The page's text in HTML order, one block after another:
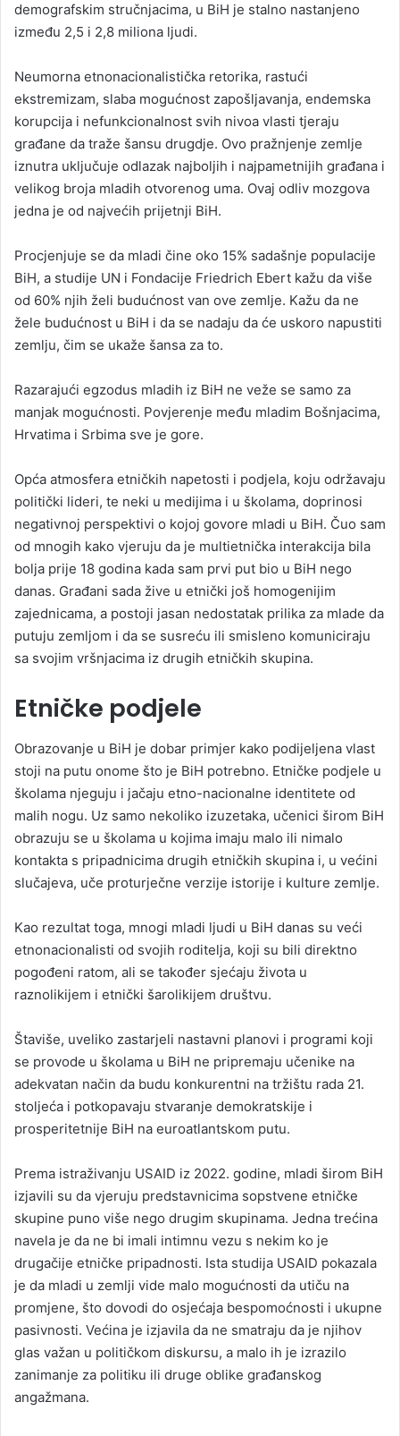
demografskim stručnjacima, u BiH je stalno nastanjeno
između 2,5 i 2,8 miliona ljudi.
Neumorna etnonacionalistička retorika, rastući
ekstremizam, slaba mogućnost zapošljavanja, endemska
korupcija i nefunkcionalnost svih nivoa vlasti tjeraju
građane da traže šansu drugdje. Ovo pražnjenje zemlje
iznutra uključuje odlazak najboljih i najpametnijih građana i
velikog broja mladih otvorenog uma. Ovaj odliv mozgova
jedna je od najvećih prijetnji BiH.
Procjenjuje se da mladi čine oko 15% sadašnje populacije
BiH, a studije UN i Fondacije Friedrich Ebert kažu da više
od 60% njih želi budućnost van ove zemlje. Kažu da ne
žele budućnost u BiH i da se nadaju da će uskoro napustiti
zemlju, čim se ukaže šansa za to.
Razarajući egzodus mladih iz BiH ne veže se samo za
manjak mogućnosti. Povjerenje među mladim Bošnjacima,
Hrvatima i Srbima sve je gore.
Opća atmosfera etničkih napetosti i podjela, koju održavaju
politički lideri, te neki u medijima i u školama, doprinosi
negativnoj perspektivi o kojoj govore mladi u BiH. Čuo sam
od mnogih kako vjeruju da je multietnička interakcija bila
bolja prije 18 godina kada sam prvi put bio u BiH nego
danas. Građani sada žive u etnički još homogenijim
zajednicama, a postoji jasan nedostatak prilika za mlade da
putuju zemljom i da se susreću ili smisleno komuniciraju
sa svojim vršnjacima iz drugih etničkih skupina.
Etničke podjele
Obrazovanje u BiH je dobar primjer kako podijeljena vlast
stoji na putu onome što je BiH potrebno. Etničke podjele u
školama njeguju i jačaju etno-nacionalne identitete od
malih nogu. Uz samo nekoliko izuzetaka, učenici širom BiH
obrazuju se u školama u kojima imaju malo ili nimalo
kontakta s pripadnicima drugih etničkih skupina i, u većini
slučajeva, uče proturječne verzije istorije i kulture zemlje.
Kao rezultat toga, mnogi mladi ljudi u BiH danas su veći
etnonacionalisti od svojih roditelja, koji su bili direktno
pogođeni ratom, ali se također sjećaju života u
raznolikijem i etnički šarolikijem društvu.
Štaviše, uveliko zastarjeli nastavni planovi i programi koji
se provode u školama u BiH ne pripremaju učenike na
adekvatan način da budu konkurentni na tržištu rada 21.
stoljeća i potkopavaju stvaranje demokratskije i
prosperitetnije BiH na euroatlantskom putu.
Prema istraživanju USAID iz 2022. godine, mladi širom BiH
izjavili su da vjeruju predstavnicima sopstvene etničke
skupine puno više nego drugim skupinama. Jedna trećina
navela je da ne bi imali intimnu vezu s nekim ko je
drugačije etničke pripadnosti. Ista studija USAID pokazala
je da mladi u zemlji vide malo mogućnosti da utiču na
promjene, što dovodi do osjećaja bespomoćnosti i ukupne
pasivnosti. Većina je izjavila da ne smatraju da je njihov
glas važan u političkom diskursu, a malo ih je izrazilo
zanimanje za politiku ili druge oblike građanskog
angažmana.